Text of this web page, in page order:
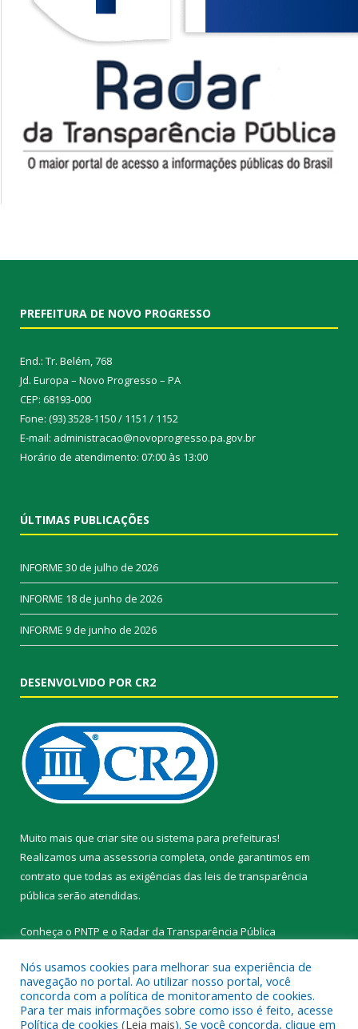
PREFEITURA DE NOVO PROGRESSO
End.: Tr. Belém, 768
Jd. Europa – Novo Progresso – PA
CEP: 68193-000
Fone: (93) 3528-1150 / 1151 / 1152
E-mail: administracao@novoprogresso.pa.gov.br
Horário de atendimento: 07:00 às 13:00
ÚLTIMAS PUBLICAÇÕES
INFORME 30 de julho de 2026
INFORME 18 de junho de 2026
INFORME 9 de junho de 2026
DESENVOLVIDO POR CR2
Muito mais que criar site ou sistema para prefeituras!
Realizamos uma assessoria completa, onde garantimos em
contrato que todas as exigências das leis de transparência
pública serão atendidas.
Conheça o PNTP e o Radar da Transparência Pública
Todos os direitos reservados a Prefeitura Municipal de Novo
Nós usamos cookies para melhorar sua experiência de
navegação no portal. Ao utilizar nosso portal, você
concorda com a política de monitoramento de cookies.
Para ter mais informações sobre como isso é feito, acesse
Política de cookies (Leia mais). Se você concorda, clique em